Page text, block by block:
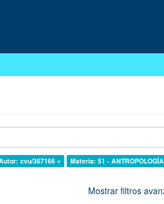
cvu/367166 ×
Materia: 51 -
Mostrar filtros